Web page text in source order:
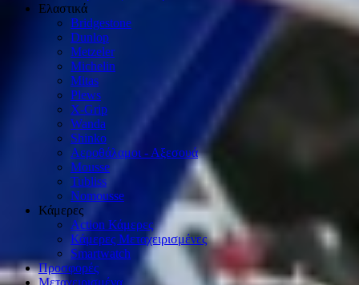
Ελαστικά
Bridgestone
Dunlop
Metzeler
Michelin
Mitas
Plews
X-Grip
Wanda
Shinko
Αεροθάλαμοι - Αξεσουά
Mousse
Tubliss
Nomousse
Κάμερες
Action Κάμερες
Κάμερες Μεταχειρισμένες
Smartwatch
Προσφορές
Μεταχειρισμένα